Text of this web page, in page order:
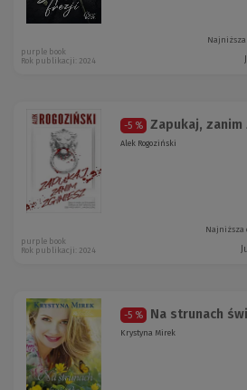
Najniższa
purple book
Rok publikacji: 2024
-5 % Zapukaj,
Alek Rogoziński
Najniższa
purple book
Rok publikacji: 2024
-5 % Na strunach
Krystyna Mirek